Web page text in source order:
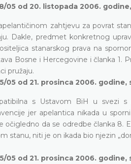
05 od 20. listopada 2006. godine,
zahtjevu za povrat
Dakle, predmet konkretnog
stanarskog prava na
Bosne i Hercegovine i članka
pružaju.
05 od 21. prosinca 2006. godine,
s Ustavom BiH u svezi
jer apelantica nikada u
očigledno da se odredbe članka 8.
stanu, niti je on ikada bio njezin
05 od 21. prosinca 2006. godine,